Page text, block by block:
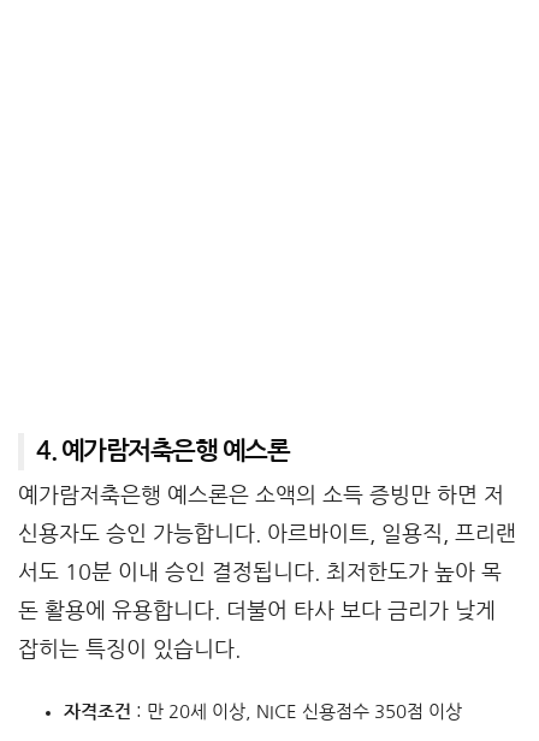
4. 예가람저축은행 예스론
예가람저축은행 예스론은 소액의 소득 증빙만 하면 저
신용자도 승인 가능합니다. 아르바이트, 일용직, 프리랜
서도 10분 이내 승인 결정됩니다. 최저한도가 높아 목
돈 활용에 유용합니다. 더불어 타사 보다 금리가 낮게
잡히는 특징이 있습니다.
자격조건 : 만 20세 이상, NICE 신용점수 350점 이상